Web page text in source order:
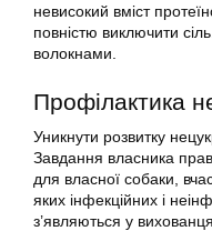
невисокий вміст
повністю виключити
волокнами.
Профілактика
Уникнути розвитку
Завдання власника
для власної собаки,
яких інфекційних і
з’являються у вихованця.